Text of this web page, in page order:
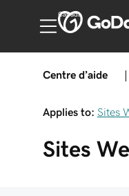
Canada
Centre d’aide
Applies to: Sites
Sites